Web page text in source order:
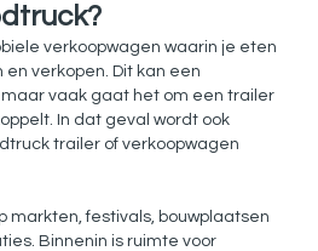
verkoopwagen waarin je eten
verkopen. Dit kan een
vaak gaat het om een trailer
In dat geval wordt ook
trailer of verkoopwagen
markten, festivals, bouwplaatsen
Binnenin is ruimte voor